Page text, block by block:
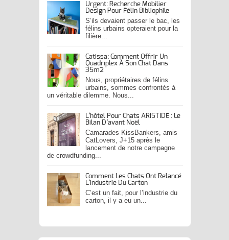
Urgent: Recherche Mobilier
Design Pour Félin Bibliophile
S’ils devaient passer le bac, les
félins urbains opteraient pour la
filière...
Catissa: Comment Offrir Un
Quadriplex À Son Chat Dans
35m2
Nous, propriétaires de félins
urbains, sommes confrontés à
un véritable dilemme. Nous...
L’hôtel Pour Chats ARISTIDE : Le
Bilan D’avant Noël
Camarades KissBankers, amis
CatLovers, J+15 après le
lancement de notre campagne
de crowdfunding...
Comment Les Chats Ont Relancé
L’industrie Du Carton
C’est un fait, pour l’industrie du
carton, il y a eu un...